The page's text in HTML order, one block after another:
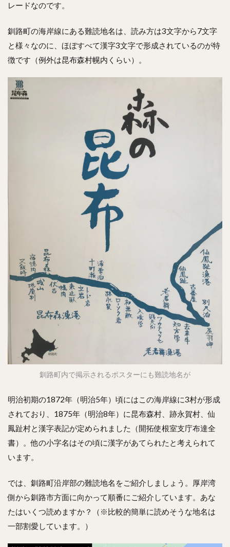
レードなのです。
釧路町の海岸線にある難読地名は、読み方は3文字から7文字
と様々なのに、ほぼすべて漢字3文字で形成されているのが特
徴です（例外は昆布森村幌内くらい）。
釧路町内で掲示されるポスターにも難読地名が
明治初期の1872年（明治5年）頃にはこの海岸線に3村が形成
されており、1875年（明治8年）に昆布森村、跡永賀村、仙
鳳趾村と漢字表記が定められました（開拓使根室支庁布達全
書）。他の小字名はその頃に漢字があてられたと考えられて
います。
では、釧路町沿岸部の難読地名をご紹介しましょう。厚岸湾
側から釧路市方面に向かって順番にご紹介しています。あな
たはいくつ読めますか？（※比較的簡単に読めそうな地名は
一部割愛しています。）